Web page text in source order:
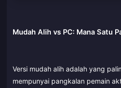
Mudah Alih vs PC: Mana Satu
Versi mudah alih adalah yang
mempunyai pangkalan pemain